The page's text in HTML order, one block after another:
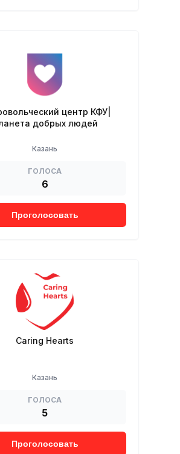
центр КФУ|
добрых людей
Казань
ГОЛОСА
6
Проголосовать
Caring Hearts
Казань
ГОЛОСА
5
Проголосовать